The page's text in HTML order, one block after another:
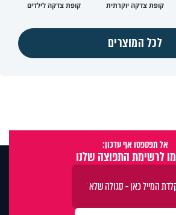
קופת צדקה יוקרתית קופת צדקה לילדים
לכל המוצרים
אל תפספסו אף עדכון:
לרשימת התפוצה שלנו